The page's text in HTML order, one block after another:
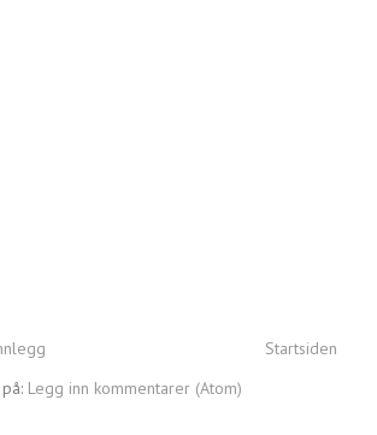
Startsiden
Legg inn kommentarer (Atom)